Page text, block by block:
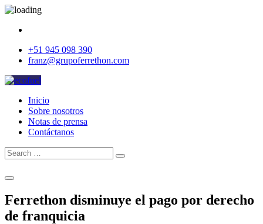
+51 945 098 390
franz@grupoferrethon.com
Inicio
Sobre nosotros
Notas de prensa
Contáctanos
Search
for:
Search
Ferrethon disminuye el pago por derecho
de franquicia